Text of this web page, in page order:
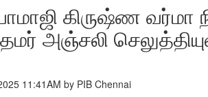
கிருஷ்ண
அஞ்சலி
2025 11:41AM by PIB Chennai